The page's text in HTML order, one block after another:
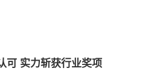
实力斩获行业奖项